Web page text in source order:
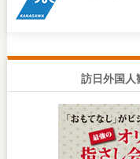
訪日外国人